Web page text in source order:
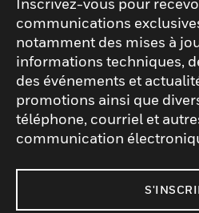
communications
notamment des mises à
informations techniques,
des événements et
promotions ainsi que
téléphone, courriel et
communication